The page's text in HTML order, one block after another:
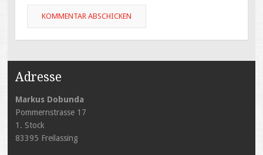
Adresse
Markus Dobunda
Pommernstrasse 17
1. Stock
83395 Freilassing